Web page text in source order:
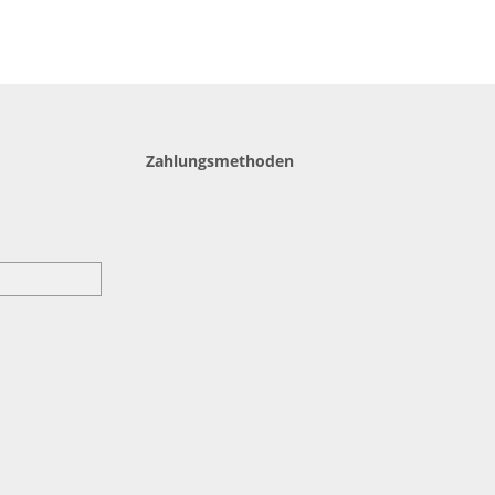
Zahlungsmethoden